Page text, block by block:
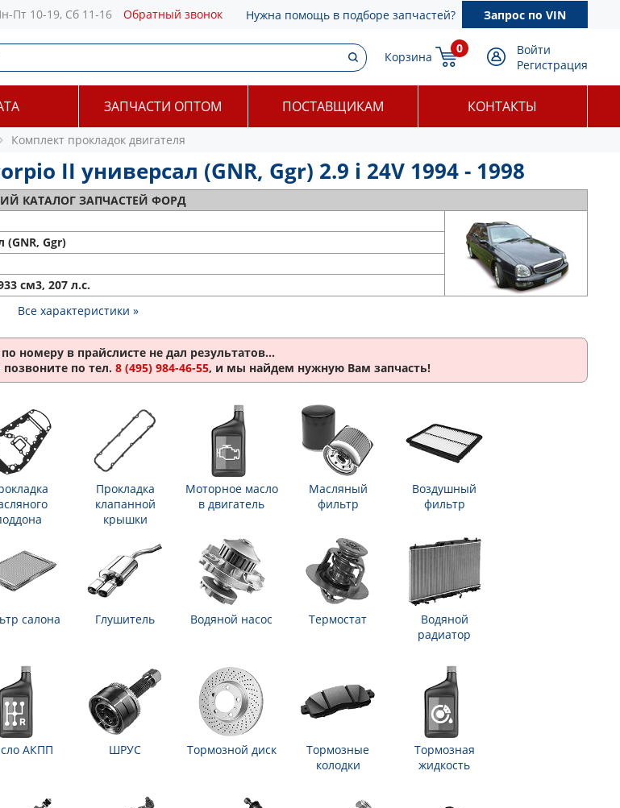
Пт 10-19, Сб 11-16 Обратный звонок Нужна помощь в подборе запчастей? Запрос по VIN
Корзина
0
Войти
Регистрация
ЗАПЧАСТИ ОПТОМ ПОСТАВЩИКАМ КОНТАКТЫ
Комплект прокладок двигателя
II универсал (GNR, Ggr) 2.9 i 24V 1994 - 1998
КАТАЛОГ ЗАПЧАСТЕЙ ФОРД
(GNR, Ggr)
см3, 207 л.с.
Все характеристики »
номеру в прайслисте не дал результатов...
по тел. 8 (495) 984-46-55, и мы найдем нужную Вам запчасть!
Прокладка
клапанной
крышки
Моторное масло
в двигатель
Масляный
фильтр
Воздушный
фильтр
салона Глушитель Водяной насос Термостат
Водяной
радиатор
АКПП ШРУС Тормозной диск
Тормозные
колодки
Тормозная
жидкость